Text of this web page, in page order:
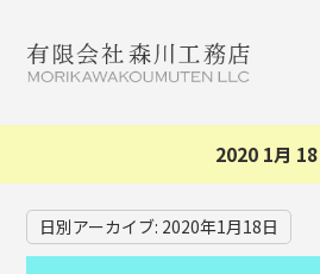
2020 1月 18
日別アーカイブ: 2020年1月18日